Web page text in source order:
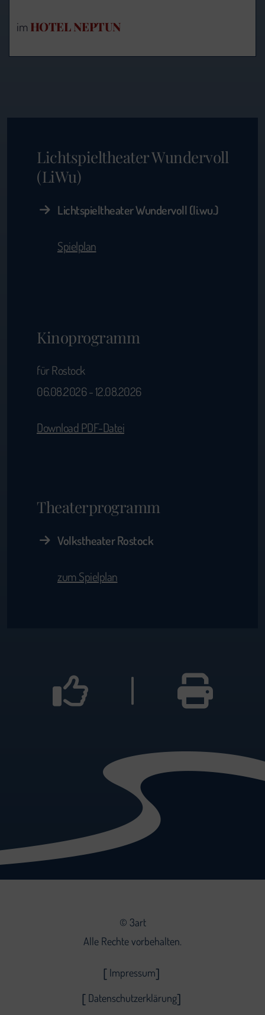
imHOTEL NEPTUN
Lichtspieltheater Wundervoll
(LiWu)
Lichtspieltheater Wundervoll (li.wu.)
Spielplan
Kinoprogramm
für Rostock
06.08.2026 - 12.08.2026
Download PDF-Datei
Theaterprogramm
Volkstheater Rostock
zum Spielplan
|
© 3art
Alle Rechte vorbehalten.
Impressum
Datenschutzerklärung